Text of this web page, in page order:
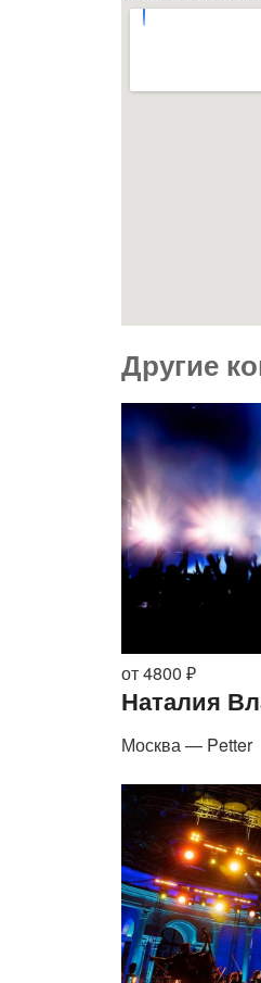
Другие
от 4800 ₽
Наталия
Москва — Petter